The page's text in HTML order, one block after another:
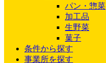
パン・惣菜
加工品
生野菜
菓子
条件から探す
事業所を探す